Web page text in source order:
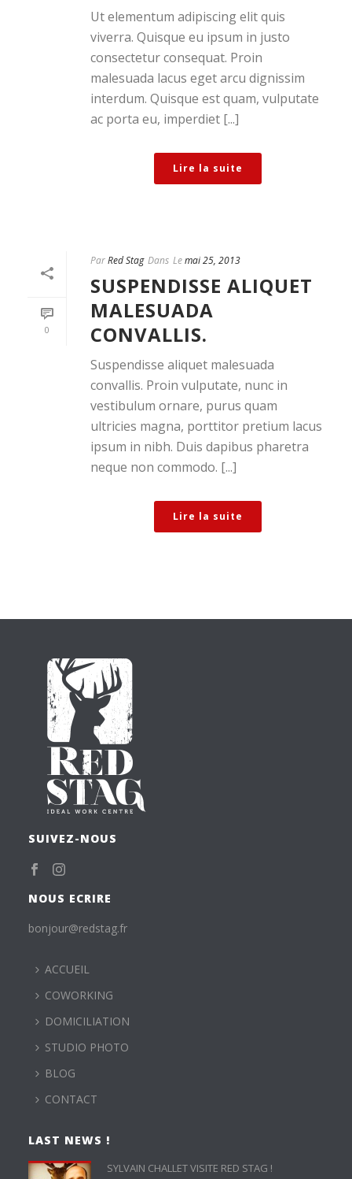
Ut elementum adipiscing elit quis
viverra. Quisque eu ipsum in justo
consectetur consequat. Proin
malesuada lacus eget arcu dignissim
interdum. Quisque est quam, vulputate
ac porta eu, imperdiet [...]
Lire la suite
0
ParRed Stag Dans Lemai 25, 2013
SUSPENDISSE ALIQUET
MALESUADA
CONVALLIS.
Suspendisse aliquet malesuada
convallis. Proin vulputate, nunc in
vestibulum ornare, purus quam
ultricies magna, porttitor pretium lacus
ipsum in nibh. Duis dapibus pharetra
neque non commodo. [...]
Lire la suite
SUIVEZ-NOUS
NOUS ECRIRE
bonjour@redstag.fr
ACCUEIL
COWORKING
DOMICILIATION
STUDIO PHOTO
BLOG
CONTACT
LAST NEWS !
SYLVAIN CHALLET VISITE RED STAG !